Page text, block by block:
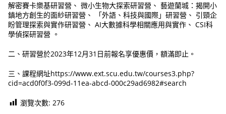
解密賽卡樂基研習營、 微小生物大探索研習營、 藝遊蘭城：揭開小
鎮地方創生的面紗研習營、 「外語、科技與國際」研習營、 引頸企
盼管理探索與實作研習營、 AI大數據科學相關應用與實作、 CSI科
學偵探研習營 。
二、研習營於2023年12月31日前報名享優惠價，額滿即止。
三、課程網址https://www.ext.scu.edu.tw/courses3.php?
cid=acd0f0f3-099d-11ea-abcd-000c29ad6982#search
瀏覽次數: 276